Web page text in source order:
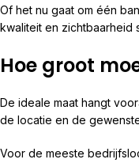
Of het nu gaat om één
kwaliteit en zichtbaarheid
Hoe groot
De ideale maat hangt
de locatie en de
Voor de meeste